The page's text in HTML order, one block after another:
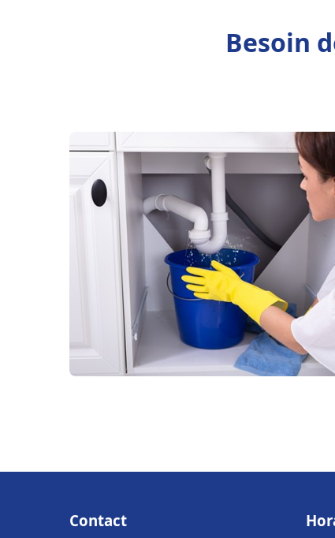
Besoin
Contact